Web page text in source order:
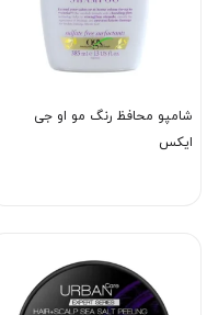
شامپو محافظ رنگ مو او جی
ایکس